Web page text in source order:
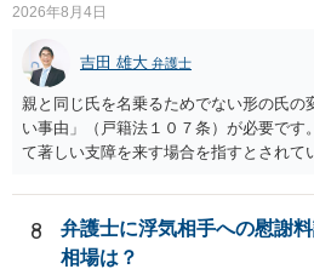
2026年8月4日
吉田 雄大 弁護士
親と同じ氏を名乗るためでない形の氏の
い事由」（戸籍法１０７条）が必要です
て著しい支障を来す場合を指すとされて
支障」の具体的判断の中で、現在の氏を
いのかが審理判断されることになる、
8
弁護士に浮気相手への慰謝
相場は？